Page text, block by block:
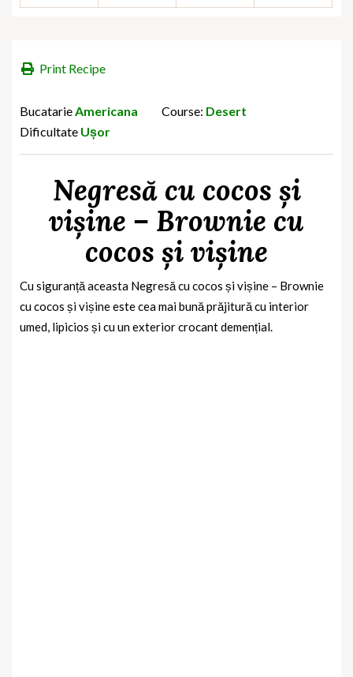
Print Recipe
BucatarieAmericana Course: Desert
Dificultate Ușor
Negresă cu cocos și
vișine – Brownie cu
cocos și vișine
Cu siguranță aceasta Negresă cu cocos și vișine – Brownie
cu cocos și vișineeste cea mai bună prăjitură cu interior
umed, lipicios și cu un exterior crocant demențial.